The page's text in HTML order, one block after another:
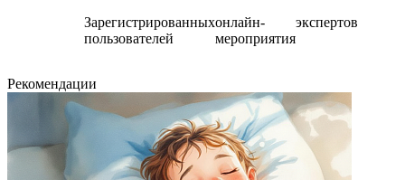
Зарегистрированных
пользователей
онлайн-
мероприятия
экспертов
Рекомендации